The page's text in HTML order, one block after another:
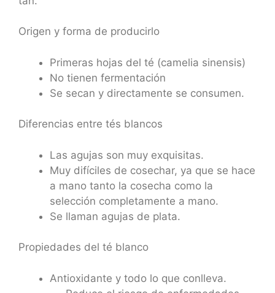
Origen y forma de producirlo
Primeras hojas del té (camelia sinensis)
No tienen fermentación
Se secan y directamente se consumen.
Diferencias entre tés blancos
Las agujas son muy exquisitas.
Muy difíciles de cosechar, ya que se hace
a mano tanto la cosecha como la
selección completamente a mano.
Se llaman agujas de plata.
Propiedades del té blanco
Antioxidante y todo lo que conlleva.